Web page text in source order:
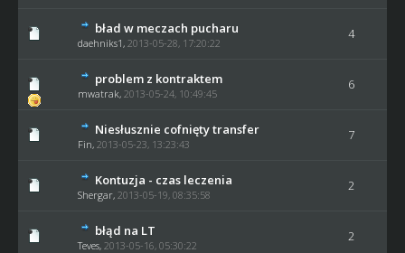
bład w meczach pucharu
daehniks1, 2013-05-28, 17:20:22
4
problem z kontraktem
mwatrak, 2013-05-24, 10:49:45
6
Niesłusznie cofnięty transfer
Fin, 2013-05-23, 13:23:43
7
Kontuzja - czas leczenia
Shergar, 2013-05-19, 08:35:58
2
błąd na LT
Teves, 2013-05-16, 05:30:22
2